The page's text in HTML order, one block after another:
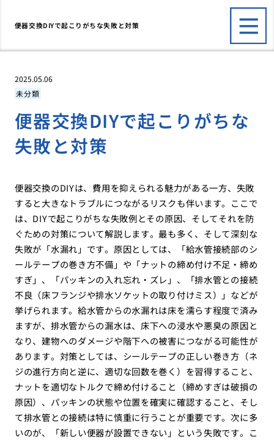
便器交換DIYで起こりがちな失敗と対策
2025.05.06
未分類
便器交換DIYで起こりがちな
失敗と対策
便器交換のDIYは、費用を抑えられる魅力がある一方、失敗
すると大きなトラブルにつながるリスクも伴います。ここで
は、DIYで起こりがちな失敗例とその原因、そしてそれを防
ぐための対策について解説します。最も多く、そして深刻な
失敗が「水漏れ」です。原因としては、「給水管接続部のシ
ールテープの巻き方不備」や「ナットの締め付け不足・締め
すぎ」、「パッキンの入れ忘れ・ズレ」、「排水管との接続
不良（床フランジや排水ソケットの取り付けミス）」などが
挙げられます。給水管からの水漏れは床を濡らす程度で済み
ますが、排水管からの漏水は、床下への浸水や悪臭の原因と
なり、建物へのダメージや階下への被害につながる可能性が
あります。対策としては、シールテープの正しい巻き方（ネ
ジの進行方向と逆に、適切な回数を巻く）を習得すること、
ナットを適切なトルクで締め付けること（締めすぎは破損の
原因）、パッキンの状態や位置を確実に確認すること、そし
て排水管との接続は特に慎重に行うことが重要です。次に多
いのが、「新しい便器が設置できない」という失敗です。こ